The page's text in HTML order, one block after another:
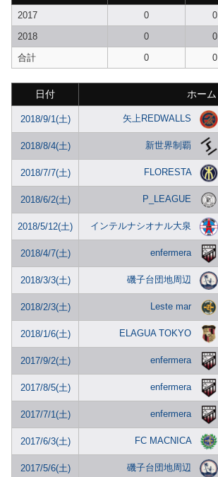
2017 0 0
2018
0 0
合計
0 0
日付 ホーム
2018/9/1(土) 矢上REDWALLS
2018/8/4(土) 新世界制覇
2018/7/7(土) FLORESTA
2018/6/2(土) P_LEAGUE
2018/5/12(土) インテルナシオナル大泉
2018/4/7(土) enfermera
2018/3/3(土) 磯子台団地周辺
2018/2/3(土) Leste mar
2018/1/6(土) ELAGUA TOKYO
2017/9/2(土) enfermera
2017/8/5(土) enfermera
2017/7/1(土) enfermera
2017/6/3(土) FC MACNICA
2017/5/6(土) 磯子台団地周辺